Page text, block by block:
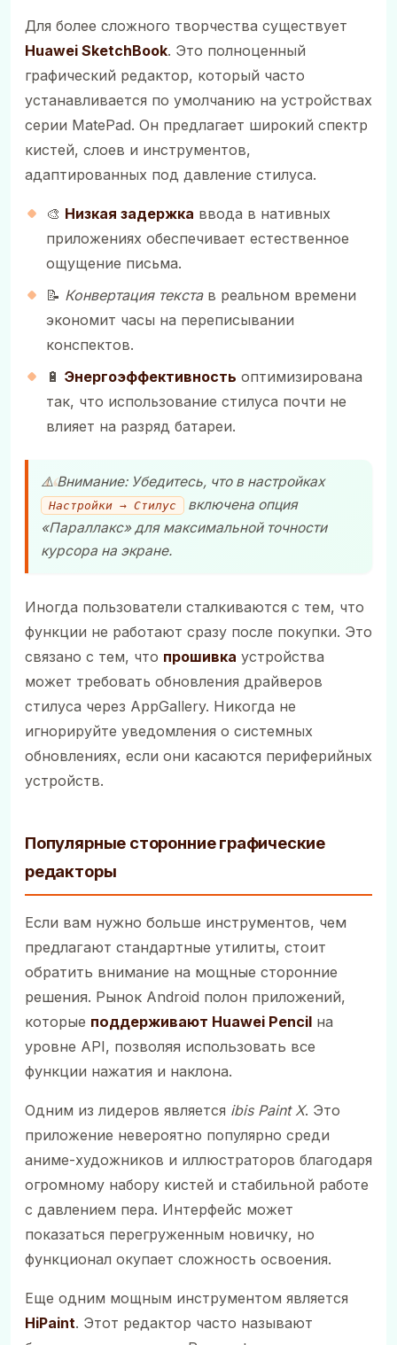
Для более сложного творчества существует
Huawei SketchBook. Это полноценный
графический редактор, который часто
устанавливается по умолчанию на устройствах
серии MatePad. Он предлагает широкий спектр
кистей, слоев и инструментов,
адаптированных под давление стилуса.
🎨 Низкая задержка ввода в нативных
приложениях обеспечивает естественное
ощущение письма.
📝 Конвертация текстав реальном времени
экономит часы на переписывании
конспектов.
🔋 Энергоэффективность оптимизирована
так, что использование стилуса почти не
влияет на разряд батареи.
⚠️ Внимание: Убедитесь, что в настройках
Настройки → Стилус
включена опция
«Параллакс» для максимальной точности
курсора на экране.
Иногда пользователи сталкиваются с тем, что
функции не работают сразу после покупки. Это
связано с тем, что прошивка устройства
может требовать обновления драйверов
стилуса через AppGallery. Никогда не
игнорируйте уведомления о системных
обновлениях, если они касаются периферийных
устройств.
Популярные сторонние графические
редакторы
Если вам нужно больше инструментов, чем
предлагают стандартные утилиты, стоит
обратить внимание на мощные сторонние
решения. Рынок Android полон приложений,
которые поддерживают Huawei Pencil на
уровне API, позволяя использовать все
функции нажатия и наклона.
Одним из лидеров является ibis Paint X. Это
приложение невероятно популярно среди
аниме-художников и иллюстраторов благодаря
огромному набору кистей и стабильной работе
с давлением пера. Интерфейс может
показаться перегруженным новичку, но
функционал окупает сложность освоения.
Еще одним мощным инструментом является
HiPaint. Этот редактор часто называют